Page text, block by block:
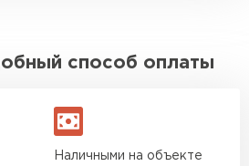
способ оплаты
Наличными на объекте